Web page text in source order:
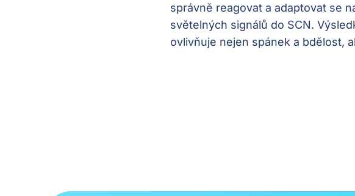
správně reagovat a adaptovat se
světelných signálů do SCN.
ovlivňuje nejen spánek a bdělost,